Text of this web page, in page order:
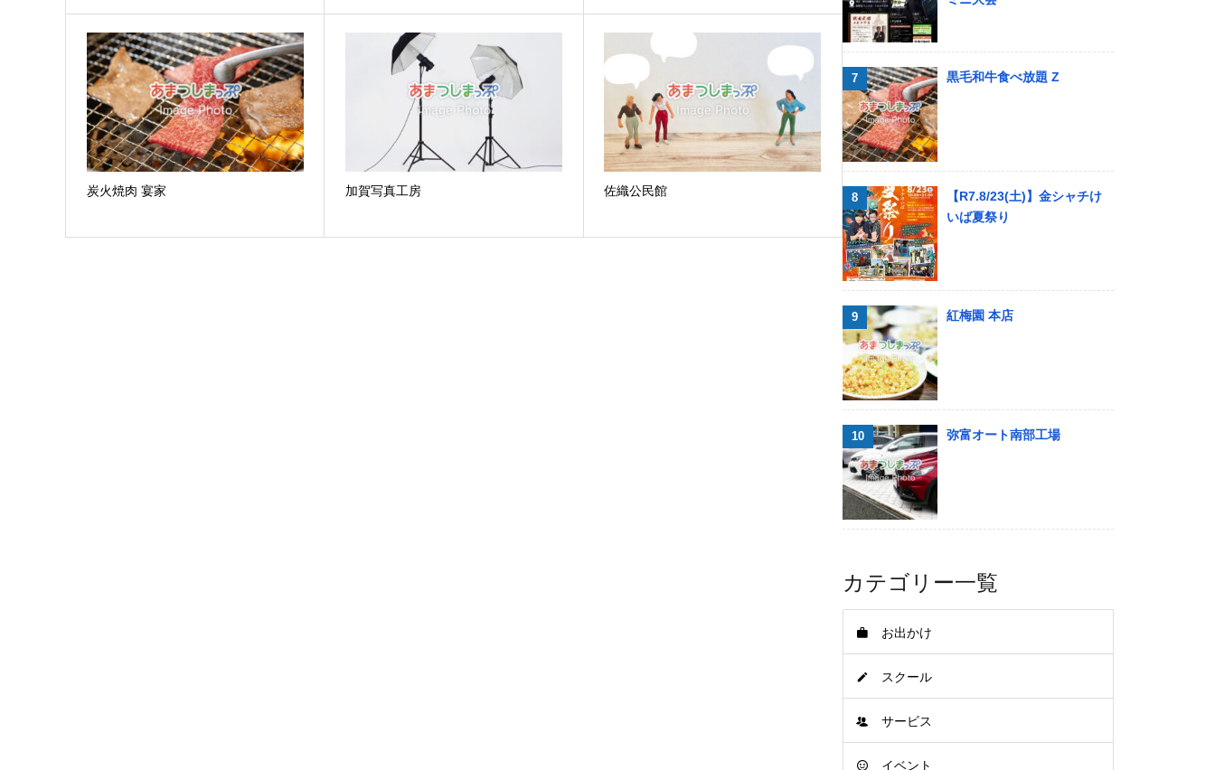
炭火焼肉 宴家 加賀写真工房 佐織公民館
黒毛和牛食べ放題 Z
【R7.8/23(土)】金シャチけ
いば夏祭り
紅梅園 本店
弥富オート南部工場
カテゴリー一覧
お出かけ
スクール
サービス
イベント